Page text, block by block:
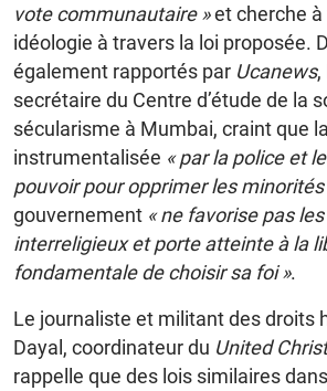
vote communautaire »et cherche à
idéologie à travers la loi proposée.
également rapportés par Ucanews,
secrétaire du Centre d’étude de la
sécularisme à Mumbai, craint que
instrumentalisée « par la police et
pouvoir pour opprimer les minorités
gouvernement « ne favorise pas
interreligieux et porte atteinte à la
fondamentale de choisir sa foi ».
Le journaliste et militant des droits
Dayal, coordinateur du United
rappelle que des lois similaires